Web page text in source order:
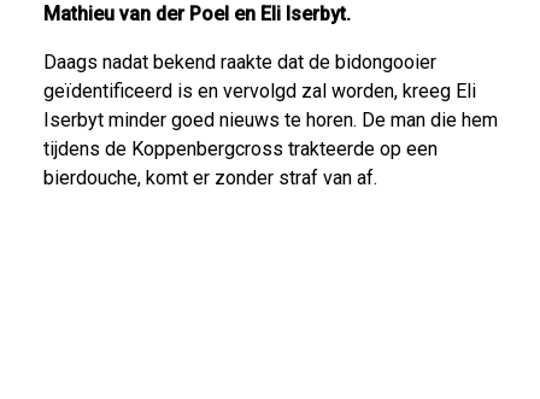
Mathieu van der Poel en Eli Iserbyt.
Daags nadat bekend raakte dat de bidongooier
geïdentificeerd is en vervolgd zal worden, kreeg Eli
Iserbyt minder goed nieuws te horen. De man die hem
tijdens de Koppenbergcross trakteerde op een
bierdouche, komt er zonder straf van af.